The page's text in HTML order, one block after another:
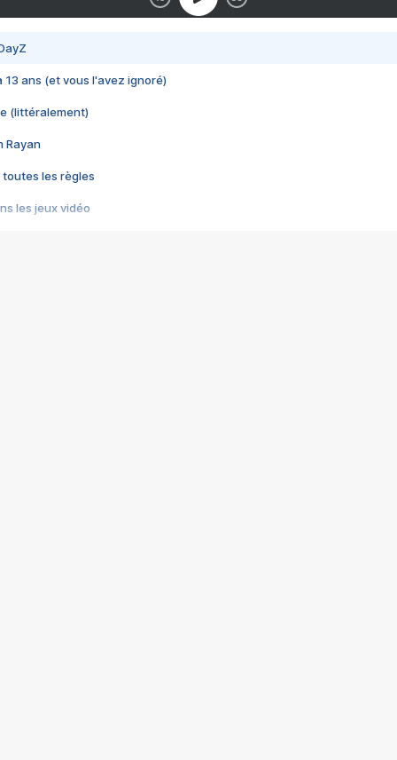
13 ans (et vous l'avez ignoré)
(littéralement)
Rayan
toutes les règles
les jeux vidéo